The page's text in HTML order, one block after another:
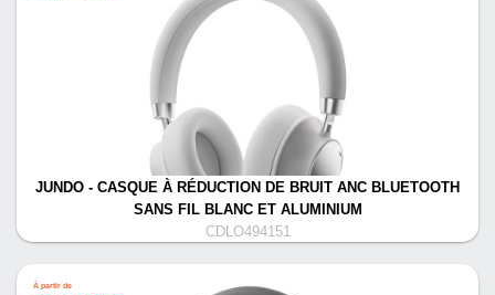
JUNDO - CASQUE À RÉDUCTION DE BRUIT ANC BLUETOOTH
SANS FIL BLANC ET ALUMINIUM
CDLO494151
À partir de